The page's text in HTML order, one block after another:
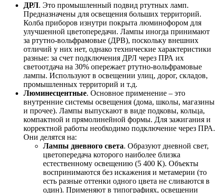
ДРЛ. Это промышленный подвид ртутных ламп.
Предназначены для освещения больших территорий.
Колба приборов изнутри покрыта люминофором для
улучшенной цветопередачи. Лампы иногда принимают
за ртутно-вольфрамовые (ДРВ), поскольку внешних
отличий у них нет, однако технические характеристики
разные: за счет подключения ДРЛ через ПРА их
светоотдача на 30% опережает ртутно-вольфрамовые
лампы. Используют в освещении улиц, дорог, складов,
промышленных территорий и т.д.
Люминесцентные. Основное применение – это
внутренние системы освещения (дома, школы, магазины
и прочее). Лампы выпускают в виде подковы, кольца,
компактной и прямолинейной формы. Для зажигания и
корректной работы необходимо подключение через ПРА.
Они делятся на:
Лампы дневного света. Образуют дневной свет,
цветопередача которого наиболее близка
естественному освещению (5 400 К). Объекты
воспринимаются без искажения и метамерии (то
есть разные оттенки одного цвета не сливаются в
один). Применяют в типографиях, освещении